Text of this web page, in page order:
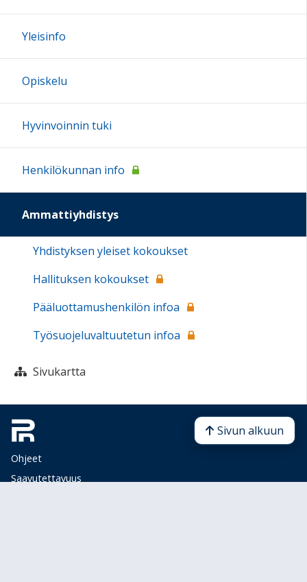
Yleisinfo
Opiskelu
Hyvinvoinnin tuki
Henkilökunnan info
Ammattiyhdistys
Yhdistyksen yleiset kokoukset
Hallituksen kokoukset
Pääluottamushenkilön infoa
Työsuojeluvaltuutetun infoa
Sivukartta
Ohjeet
Saavutettavuus
Sivun alkuun